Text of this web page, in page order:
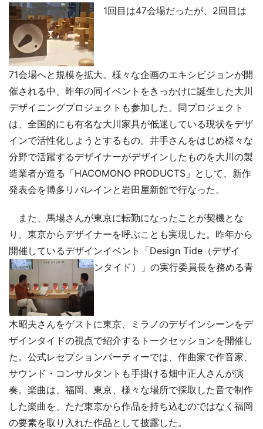
1回目は47会場だったが、2回目は
71会場へと規模を拡大。様々な企画のエキシビジョンが開
催される中、昨年の同イベントをきっかけに誕生した大川
デザイニングプロジェクトも参加した。同プロジェクト
は、全国的にも有名な大川家具が低迷している現状をデザ
インで活性化しようとするもの。井手さんをはじめ様々な
分野で活躍するデザイナーがデザインしたものを大川の製
造業者が造る「HACOMONO PRODUCTS」として、新作
発表会を博多リバレインと岩田屋新館で行なった。
また、馬場さんが東京に転勤になったことが契機とな
り、東京からデザイナーを呼ぶことも実現した。昨年から
開催しているデザインイベント「Design Tide（デザイ
ンタイド）」の実行委員長を務める青
木昭夫さんをゲストに東京、ミラノのデザインシーンをデ
ザインタイドの視点で紹介するトークセッションを開催し
た。公式レセプションパーティーでは、作曲家で作音家、
サウンド・コンサルタントも手掛ける畑中正人さんが演
奏。楽曲は、福岡、東京、様々な場所で採取した音で制作
した楽曲を、ただ東京から作品を持ち込むのではなく福岡
の要素を取り入れた作品として披露した。